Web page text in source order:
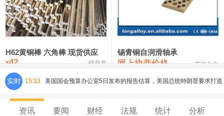
铸造铝合金锭(ZLD104) 24,100—24,300 24,200
压铸锌合金锭 26,250—26,450
氯化镍 38,300—40,300 39,300 0
H62黄铜棒 六角棒 现货供应
¥42 锦升发
锡青铜自润滑轴承
网上协商价格 芜湖合金
实时 15:33 美国国会预算办公室5日发布的报告估算，美国总统特朗普要求打造
的海军全新核动力“黄金舰队”可能需要在今后数十年间支出约2750
资讯 要闻 财经 法规 统计 分析